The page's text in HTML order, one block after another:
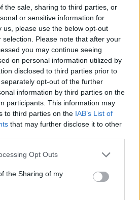
the sale, sharing to third parties, or
or sensitive information for
us, please use the below opt-out
Please note that after your
you may continue seeing
on personal information utilized by
disclosed to third parties prior to
opt-out of the further
information by third parties on the
participants. This information may
to third parties on the IAB’s List of
that may further disclose it to other
app uses one or more Google
usage behaviour. You may click to
Google and its third-party tags to
specified purposes in below Google
Opt Outs
the Sharing of my